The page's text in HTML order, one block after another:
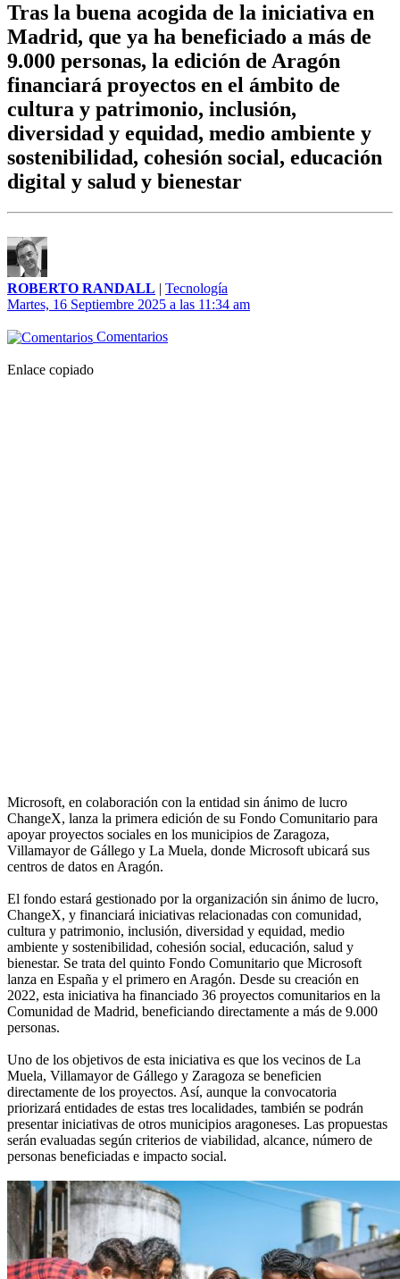
Tras la buena acogida de la iniciativa en
Madrid, que ya ha beneficiado a más de
9.000 personas, la edición de Aragón
financiará proyectos en el ámbito de
cultura y patrimonio, inclusión,
diversidad y equidad, medio ambiente y
sostenibilidad, cohesión social, educación
digital y salud y bienestar
ROBERTO RANDALL | Tecnología
Martes, 16 Septiembre 2025 a las 11:34 am
Comentarios
Enlace copiado
Microsoft, en colaboración con la entidad sin ánimo de lucro
ChangeX, lanza la primera edición de su Fondo Comunitario para
apoyar proyectos sociales en los municipios de Zaragoza,
Villamayor de Gállego y La Muela, donde Microsoft ubicará sus
centros de datos en Aragón.
El fondo estará gestionado por la organización sin ánimo de lucro,
ChangeX, y financiará iniciativas relacionadas con comunidad,
cultura y patrimonio, inclusión, diversidad y equidad, medio
ambiente y sostenibilidad, cohesión social, educación, salud y
bienestar. Se trata del quinto Fondo Comunitario que Microsoft
lanza en España y el primero en Aragón. Desde su creación en
2022, esta iniciativa ha financiado 36 proyectos comunitarios en la
Comunidad de Madrid, beneficiando directamente a más de 9.000
personas.
Uno de los objetivos de esta iniciativa es que los vecinos de La
Muela, Villamayor de Gállego y Zaragoza se beneficien
directamente de los proyectos. Así, aunque la convocatoria
priorizará entidades de estas tres localidades, también se podrán
presentar iniciativas de otros municipios aragoneses. Las propuestas
serán evaluadas según criterios de viabilidad, alcance, número de
personas beneficiadas e impacto social.